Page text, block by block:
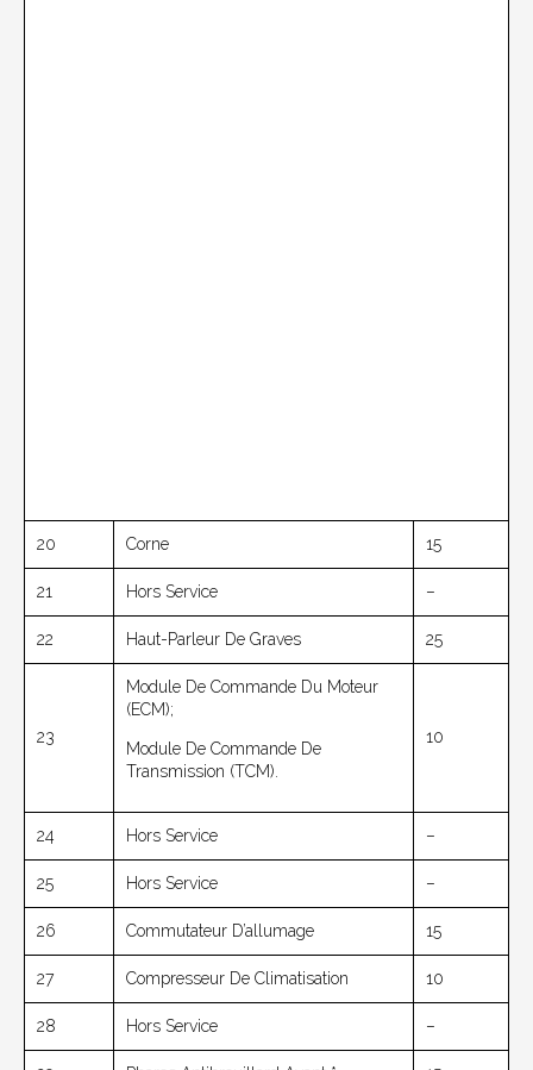
20 Corne 15
21 Hors Service –
22 Haut-Parleur De Graves 25
23
Module De Commande Du Moteur
(ECM);
Module De Commande De
Transmission (TCM).
10
24 Hors Service –
25 Hors Service –
26 Commutateur D’allumage 15
27 Compresseur De Climatisation 10
28 Hors Service –